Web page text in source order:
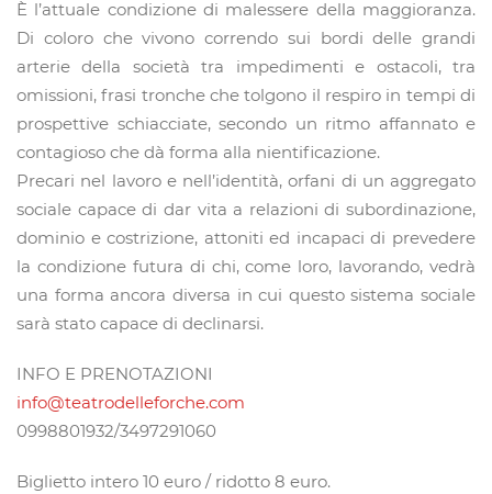
È l’attuale condizione di malessere della maggioranza.
Di coloro che vivono correndo sui bordi delle grandi
arterie della società tra impedimenti e ostacoli, tra
omissioni, frasi tronche che tolgono il respiro in tempi di
prospettive schiacciate, secondo un ritmo affannato e
contagioso che dà forma alla nientificazione.
Precari nel lavoro e nell’identità, orfani di un aggregato
sociale capace di dar vita a relazioni di subordinazione,
dominio e costrizione, attoniti ed incapaci di prevedere
la condizione futura di chi, come loro, lavorando, vedrà
una forma ancora diversa in cui questo sistema sociale
sarà stato capace di declinarsi.
INFO E PRENOTAZIONI
info@teatrodelleforche.com
0998801932/3497291060
Biglietto intero 10 euro / ridotto 8 euro.